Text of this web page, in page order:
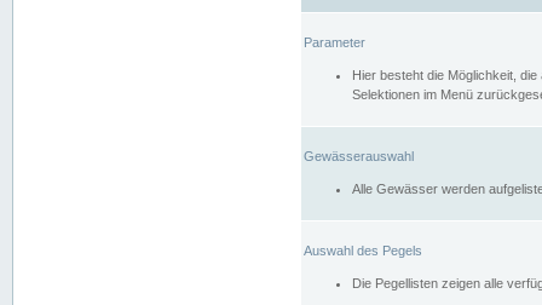
Parameter
Hier besteht die Möglichkeit,
Selektionen im Menü
Gewässerauswahl
Alle Gewässer werden
Auswahl des Pegels
Die Pegellisten zeigen alle